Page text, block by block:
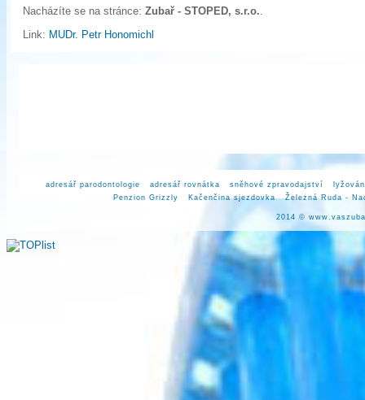
Nacházíte se na stránce: Zubař - STOPED, s.r.o..
Link: MUDr. Petr Honomichl
adresář parodontologie adresář rovnátka sněhové zpravodajství
Penzion Grizzly
Kačenčina sjezdovka Železná Ruda -
2014 ©